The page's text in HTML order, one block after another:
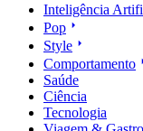
Inteligência
Pop
Style
Comportamento
Saúde
Ciência
Tecnologia